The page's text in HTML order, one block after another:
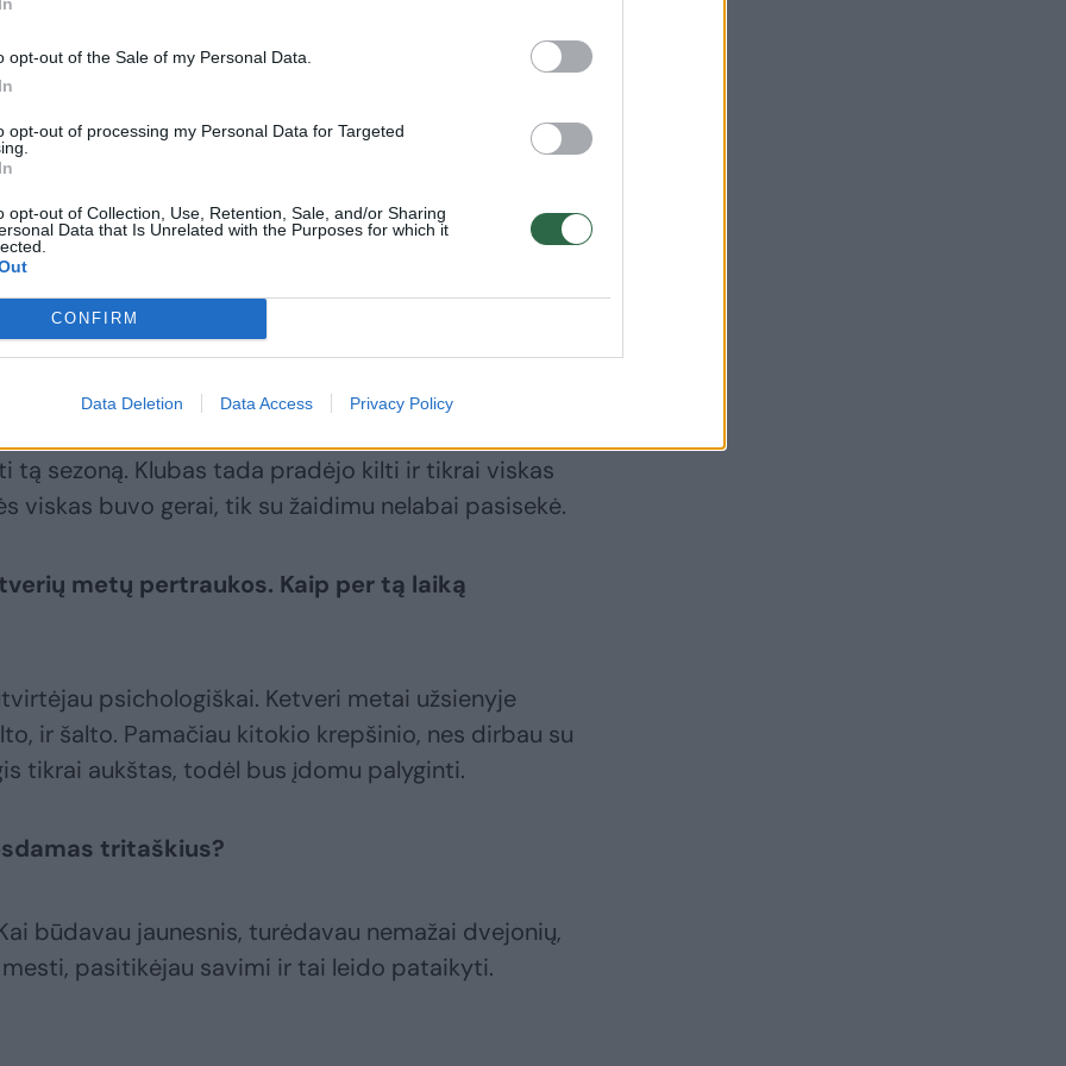
opt-out of the Sale of my Personal Data.
opt-out of processing my Personal Data for Targeted
opt-out of Collection, Use, Retention, Sale, and/or Sharing
Data that Is Unrelated with the Purposes for which it
CONFIRM
Data Deletion Data Access Privacy Policy
klubą, tiek apie trenerį Nenadą Čanaką. Tikrai
jūsų vaidmenį komandoje?
Tiesiog turiu žaisti savo žaidimą ir padėti, kiek
nuo situacijos ir nuo to, kaip seksis ekipai.
jau prasidėjus rungtynėms.
apsilankymo Panevėžyje?
kankino nugaros problemos, todėl nežaidžiau
tą sezoną. Klubas tada pradėjo kilti ir tikrai viskas
viskas buvo gerai, tik su žaidimu nelabai pasisekė.
metų pertraukos. Kaip per tą laiką
psichologiškai. Ketveri metai užsienyje
ir šalto. Pamačiau kitokio krepšinio, nes dirbau su
tikrai aukštas, todėl bus įdomu palyginti.
tritaškius?
būdavau jaunesnis, turėdavau nemažai dvejonių,
pasitikėjau savimi ir tai leido pataikyti.